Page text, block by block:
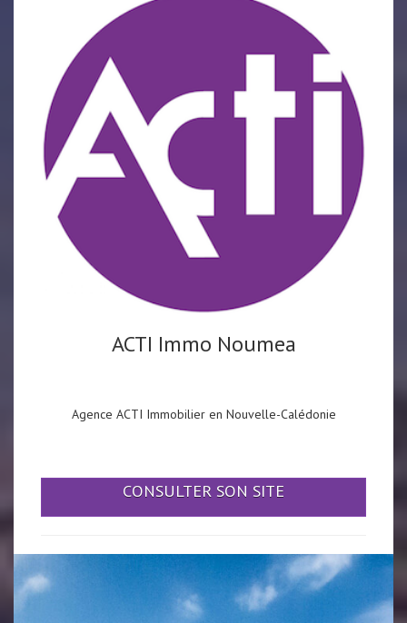
ACTI Immo Noumea
Agence ACTI Immobilier en Nouvelle-Calédonie
CONSULTER SON SITE